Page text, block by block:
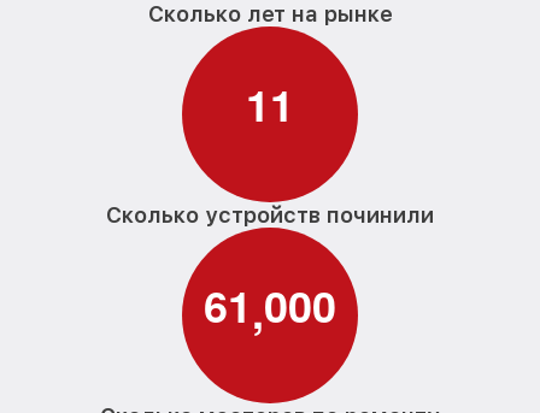
Сколько лет на рынке
11
Сколько устройств починили
61,000